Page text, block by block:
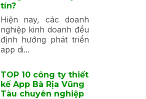
tín?
Hiện nay, các doanh
nghiệp kinh doanh đều
định hướng phát triển
app di...
TOP 10 công ty thiết
kế App Bà Rịa Vũng
Tàu chuyên nghiệp